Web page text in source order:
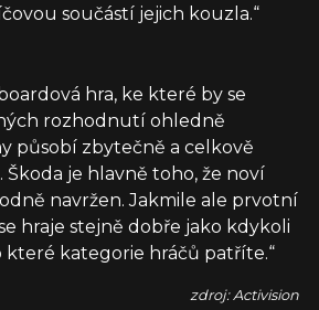
součástí jejich kouzla.“
hra, ke které by se
rozhodnutí ohledně
působí zbytečně a celkově
je hlavně toho, že noví
navržen. Jakmile ale prvotní
hraje stejně dobře jako kdykoli
kategorie hráčů patříte.“
zdroj: Activision